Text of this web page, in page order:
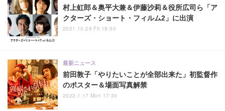
村上虹郎＆奥平大兼＆伊藤沙莉＆役所広司ら「ア
クターズ・ショート・フィルム2」に出演
2021.10.29 Fri 19:30
前田敦子「やりたいことが全部出来た」初監督作
のポスター＆場面写真解禁
最新ニュース
2022.1.17 Mon 17:30